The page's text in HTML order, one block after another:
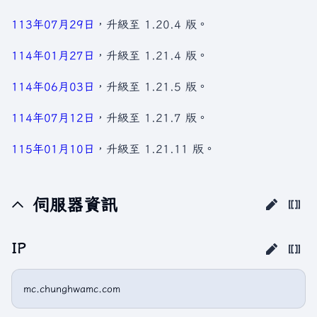
113年07月29日 ，升級至 1.20.4 版。
114年01月27日 ，升級至 1.21.4 版。
114年06月03日 ，升級至 1.21.5 版。
114年07月12日 ，升級至 1.21.7 版。
115年01月10日 ，升級至 1.21.11 版。
伺服器資訊
IP